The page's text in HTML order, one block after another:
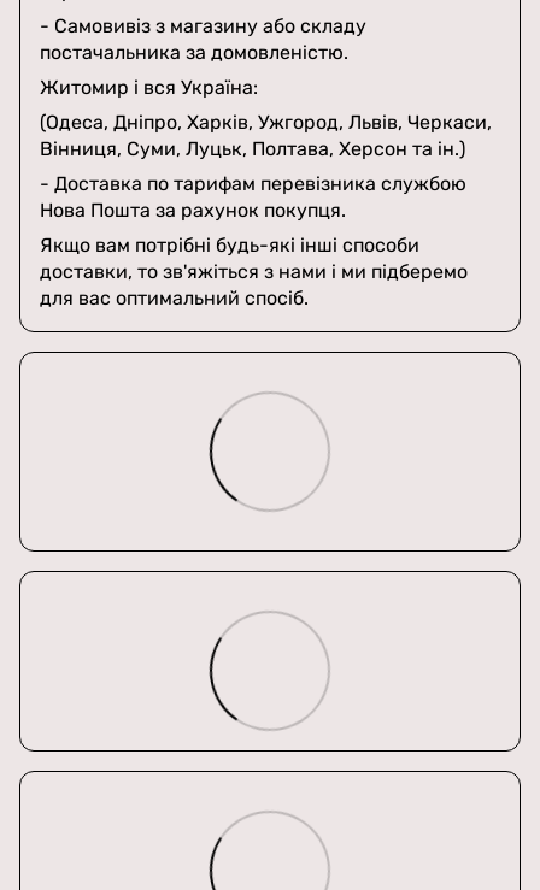
- Самовивіз з магазину або складу
постачальника за домовленістю.
Житомир і вся Україна:
(Одеса, Дніпро, Харків, Ужгород, Львів, Черкаси,
Вінниця, Суми, Луцьк, Полтава, Херсон та ін.)
- Доставка по тарифам перевізника службою
Нова Пошта за рахунок покупця.
Якщо вам потрібні будь-які інші способи
доставки, то зв'яжіться з нами і ми підберемо
для вас оптимальний спосіб.